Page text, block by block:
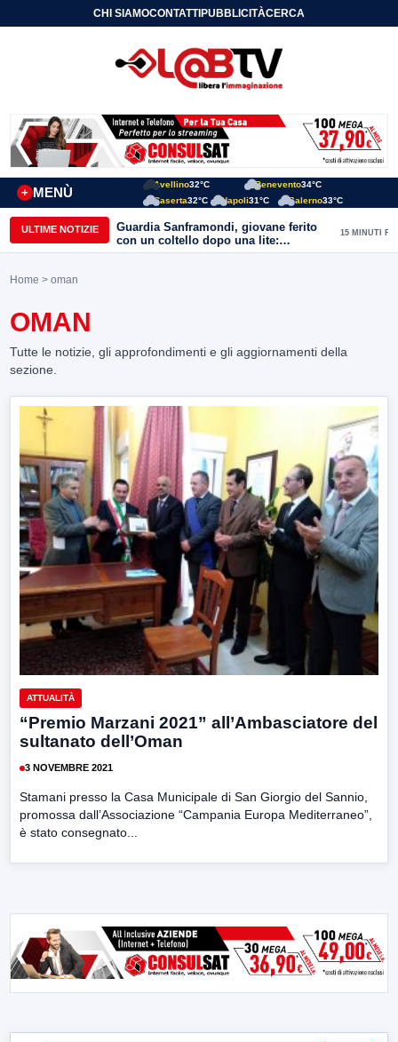
CHI SIAMOCONTATTIPUBBLICITÀCERCA
MENÙ
+
Avellino32°C Benevento34°C
Caserta32°C Napoli31°C Salerno33°C
ULTIME NOTIZIE
Guardia Sanframondi, giovane ferito
con un coltello dopo una lite:
individuato il presunto autore
15 MINUTI FA
Home > oman
OMAN
Tutte le notizie, gli approfondimenti e gli aggiornamenti della
sezione.
ATTUALITÀ
“Premio Marzani 2021” all’Ambasciatore del
sultanato dell’Oman
3 NOVEMBRE 2021
Stamani presso la Casa Municipale di San Giorgio del Sannio,
promossa dall’Associazione “Campania Europa Mediterraneo”,
è stato consegnato...